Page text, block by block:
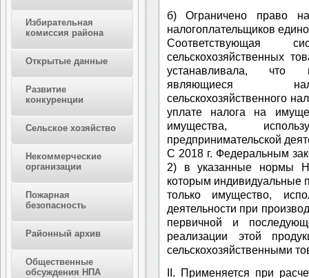
Избирательная
комиссия района
Открытые данные
Развитие
конкуренции
Сельское хозяйство
Некоммерческие
организации
Пожарная
безопасность
Районный архив
Общественные
обсуждения НПА
б) Ограничено право
налогоплательщиков
Соответствующая
сельскохозяйственных
устанавливала, что
являющиеся
сельскохозяйственного
уплате налога на
имущества,
предпринимательской
С 2018 г. Федеральным
2) в указанные нормы
которым индивидуальные
только имущество,
деятельности при
первичной и
реализации этой
сельскохозяйственными
II. Применяется при